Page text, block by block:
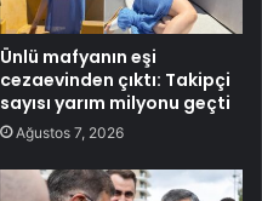
Ünlü mafyanın eşi
cezaevinden çıktı: Takipçi
sayısı yarım milyonu geçti
Ağustos 7, 2026